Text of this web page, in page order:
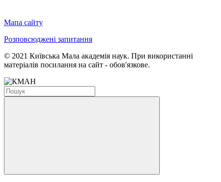
Мапа сайту
Розповсюджені запитання
© 2021 Київська Мала академія наук. При використанні
матеріалів посилання на сайт - обов'язкове.